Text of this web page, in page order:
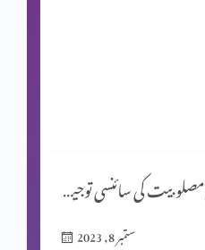
نظریات (حصہ 2)
بائبل مقدس میں مسیح کی مصلوبیت کی سائنسی توجیہات (حصہ 1)
ستمبر 8, 2023